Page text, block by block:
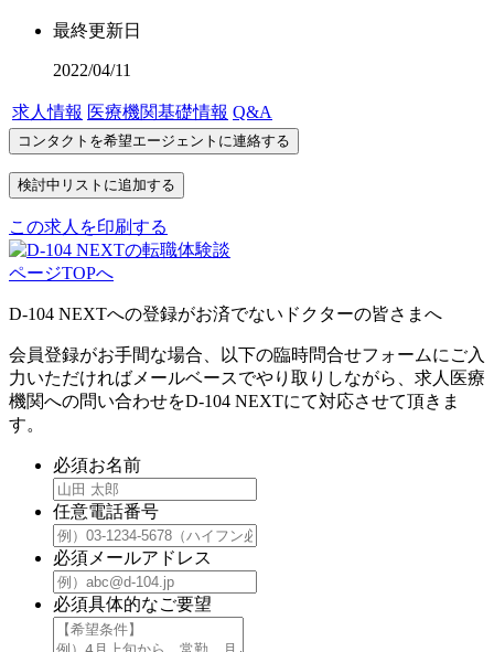
最終更新日
2022/04/11
求人情報 医療機関基礎情報 Q&A
この求人を印刷する
ページTOPへ
D-104 NEXTへの登録がお済でないドクターの皆さまへ
会員登録がお手間な場合、以下の臨時問合せフォームにご入
力いただければメールベースでやり取りしながら、求人医療
機関への問い合わせをD-104 NEXTにて対応させて頂きま
す。
必須お名前
任意電話番号
必須 メールアドレス
必須具体的なご要望